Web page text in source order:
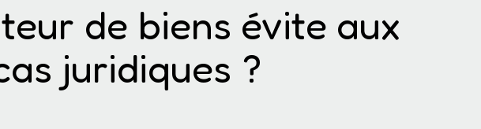
de biens évite aux
juridiques ?